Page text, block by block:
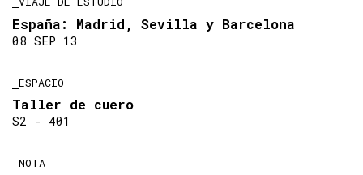
España: Madrid, Sevilla y Barcelona
08 SEP 13
ESPACIO
Taller de cuero
S2 - 401
NOTA